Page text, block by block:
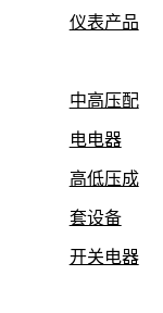
仪表产品
中高压配
电电器
高低压成
套设备
开关电器